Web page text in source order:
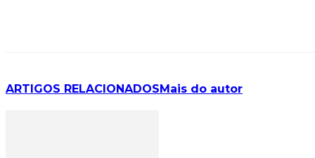
ARTIGOS RELACIONADOSMais do autor